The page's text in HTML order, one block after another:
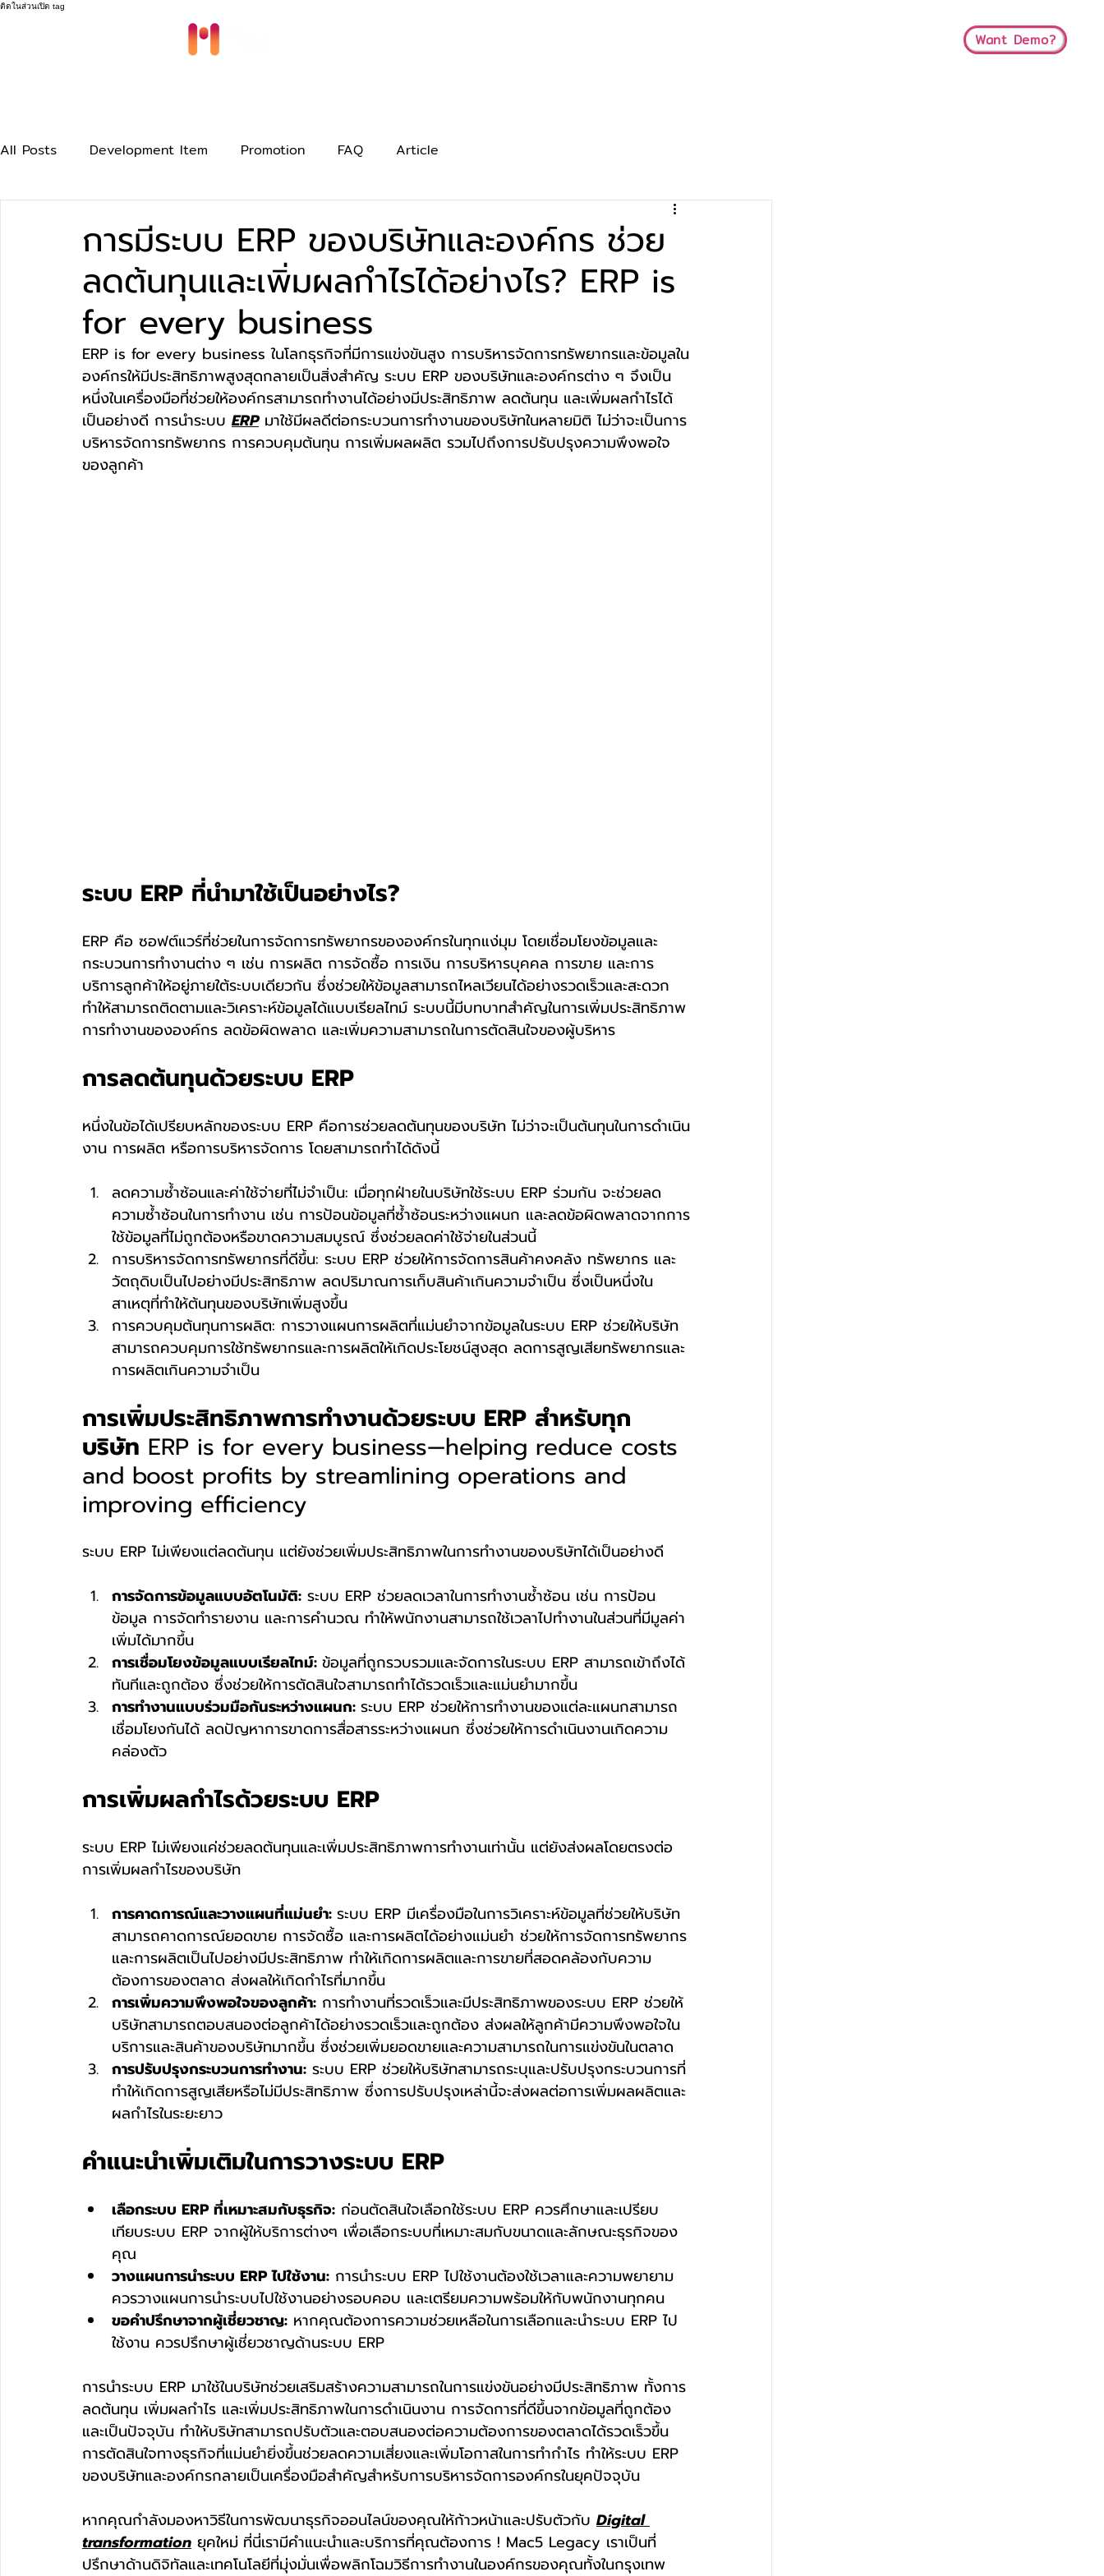
ติดในส่วนเปิด tag
Want Demo?
All Posts Development Item Promotion FAQ Article
การมีระบบ ERP ของบริษัทและองค์กร ช่วย
ลดต้นทุนและเพิ่มผลกำไรได้อย่างไร? ERP is
for every business
ERP is for every business ในโลกธุรกิจที่มีการแข่งขันสูง การบริหารจัดการทรัพยากรและข้อมูลใน
องค์กรให้มีประสิทธิภาพสูงสุดกลายเป็นสิ่งสำคัญ ระบบ ERP ของบริษัทและองค์กรต่าง ๆ จึงเป็น
หนึ่งในเครื่องมือที่ช่วยให้องค์กรสามารถทำงานได้อย่างมีประสิทธิภาพ ลดต้นทุน และเพิ่มผลกำไรได้
เป็นอย่างดี การนำระบบ ERP มาใช้มีผลดีต่อกระบวนการทำงานของบริษัทในหลายมิติ ไม่ว่าจะเป็นการ
บริหารจัดการทรัพยากร การควบคุมต้นทุน การเพิ่มผลผลิต รวมไปถึงการปรับปรุงความพึงพอใจ
ของลูกค้า
ระบบ ERP ที่นำมาใช้เป็นอย่างไร?
ERP คือ ซอฟต์แวร์ที่ช่วยในการจัดการทรัพยากรขององค์กรในทุกแง่มุม โดยเชื่อมโยงข้อมูลและ
กระบวนการทำงานต่าง ๆ เช่น การผลิต การจัดซื้อ การเงิน การบริหารบุคคล การขาย และการ
บริการลูกค้าให้อยู่ภายใต้ระบบเดียวกัน ซึ่งช่วยให้ข้อมูลสามารถไหลเวียนได้อย่างรวดเร็วและสะดวก
ทำให้สามารถติดตามและวิเคราะห์ข้อมูลได้แบบเรียลไทม์ ระบบนี้มีบทบาทสำคัญในการเพิ่มประสิทธิภาพ
การทำงานขององค์กร ลดข้อผิดพลาด และเพิ่มความสามารถในการตัดสินใจของผู้บริหาร
การลดต้นทุนด้วยระบบ ERP
หนึ่งในข้อได้เปรียบหลักของระบบ ERP คือการช่วยลดต้นทุนของบริษัท ไม่ว่าจะเป็นต้นทุนในการดำเนิน
งาน การผลิต หรือการบริหารจัดการ โดยสามารถทำได้ดังนี้
ลดความซ้ำซ้อนและค่าใช้จ่ายที่ไม่จำเป็น: เมื่อทุกฝ่ายในบริษัทใช้ระบบ ERP ร่วมกัน จะช่วยลด
ความซ้ำซ้อนในการทำงาน เช่น การป้อนข้อมูลที่ซ้ำซ้อนระหว่างแผนก และลดข้อผิดพลาดจากการ
ใช้ข้อมูลที่ไม่ถูกต้องหรือขาดความสมบูรณ์ ซึ่งช่วยลดค่าใช้จ่ายในส่วนนี้
การบริหารจัดการทรัพยากรที่ดีขึ้น: ระบบ ERP ช่วยให้การจัดการสินค้าคงคลัง ทรัพยากร และ
วัตถุดิบเป็นไปอย่างมีประสิทธิภาพ ลดปริมาณการเก็บสินค้าเกินความจำเป็น ซึ่งเป็นหนึ่งใน
สาเหตุที่ทำให้ต้นทุนของบริษัทเพิ่มสูงขึ้น
การควบคุมต้นทุนการผลิต: การวางแผนการผลิตที่แม่นยำจากข้อมูลในระบบ ERP ช่วยให้บริษัท
สามารถควบคุมการใช้ทรัพยากรและการผลิตให้เกิดประโยชน์สูงสุด ลดการสูญเสียทรัพยากรและ
การผลิตเกินความจำเป็น
การเพิ่มประสิทธิภาพการทำงานด้วยระบบ ERP สำหรับทุก
บริษัท ERP is for every business—helping reduce costs
and boost profits by streamlining operations and
improving efficiency
ระบบ ERP ไม่เพียงแต่ลดต้นทุน แต่ยังช่วยเพิ่มประสิทธิภาพในการทำงานของบริษัทได้เป็นอย่างดี
การจัดการข้อมูลแบบอัตโนมัติ: ระบบ ERP ช่วยลดเวลาในการทำงานซ้ำซ้อน เช่น การป้อน
ข้อมูล การจัดทำรายงาน และการคำนวณ ทำให้พนักงานสามารถใช้เวลาไปทำงานในส่วนที่มีมูลค่า
เพิ่มได้มากขึ้น
การเชื่อมโยงข้อมูลแบบเรียลไทม์: ข้อมูลที่ถูกรวบรวมและจัดการในระบบ ERP สามารถเข้าถึงได้
ทันทีและถูกต้อง ซึ่งช่วยให้การตัดสินใจสามารถทำได้รวดเร็วและแม่นยำมากขึ้น
การทำงานแบบร่วมมือกันระหว่างแผนก: ระบบ ERP ช่วยให้การทำงานของแต่ละแผนกสามารถ
เชื่อมโยงกันได้ ลดปัญหาการขาดการสื่อสารระหว่างแผนก ซึ่งช่วยให้การดำเนินงานเกิดความ
คล่องตัว
การเพิ่มผลกำไรด้วยระบบ ERP
ระบบ ERP ไม่เพียงแค่ช่วยลดต้นทุนและเพิ่มประสิทธิภาพการทำงานเท่านั้น แต่ยังส่งผลโดยตรงต่อ
การเพิ่มผลกำไรของบริษัท
การคาดการณ์และวางแผนที่แม่นยำ: ระบบ ERP มีเครื่องมือในการวิเคราะห์ข้อมูลที่ช่วยให้บริษัท
สามารถคาดการณ์ยอดขาย การจัดซื้อ และการผลิตได้อย่างแม่นยำ ช่วยให้การจัดการทรัพยากร
และการผลิตเป็นไปอย่างมีประสิทธิภาพ ทำให้เกิดการผลิตและการขายที่สอดคล้องกับความ
ต้องการของตลาด ส่งผลให้เกิดกำไรที่มากขึ้น
การเพิ่มความพึงพอใจของลูกค้า: การทำงานที่รวดเร็วและมีประสิทธิภาพของระบบ ERP ช่วยให้
บริษัทสามารถตอบสนองต่อลูกค้าได้อย่างรวดเร็วและถูกต้อง ส่งผลให้ลูกค้ามีความพึงพอใจใน
บริการและสินค้าของบริษัทมากขึ้น ซึ่งช่วยเพิ่มยอดขายและความสามารถในการแข่งขันในตลาด
การปรับปรุงกระบวนการทำงาน: ระบบ ERP ช่วยให้บริษัทสามารถระบุและปรับปรุงกระบวนการที่
ทำให้เกิดการสูญเสียหรือไม่มีประสิทธิภาพ ซึ่งการปรับปรุงเหล่านี้จะส่งผลต่อการเพิ่มผลผลิตและ
ผลกำไรในระยะยาว
คำแนะนำเพิ่มเติมในการวางระบบ ERP
เลือกระบบ ERP ที่เหมาะสมกับธุรกิจ: ก่อนตัดสินใจเลือกใช้ระบบ ERP ควรศึกษาและเปรียบ
เทียบระบบ ERP จากผู้ให้บริการต่างๆ เพื่อเลือกระบบที่เหมาะสมกับขนาดและลักษณะธุรกิจของ
คุณ
วางแผนการนำระบบ ERP ไปใช้งาน: การนำระบบ ERP ไปใช้งานต้องใช้เวลาและความพยายาม
ควรวางแผนการนำระบบไปใช้งานอย่างรอบคอบ และเตรียมความพร้อมให้กับพนักงานทุกคน
ขอคำปรึกษาจากผู้เชี่ยวชาญ: หากคุณต้องการความช่วยเหลือในการเลือกและนำระบบ ERP ไป
ใช้งาน ควรปรึกษาผู้เชี่ยวชาญด้านระบบ ERP
การนำระบบ ERP มาใช้ในบริษัทช่วยเสริมสร้างความสามารถในการแข่งขันอย่างมีประสิทธิภาพ ทั้งการ
ลดต้นทุน เพิ่มผลกำไร และเพิ่มประสิทธิภาพในการดำเนินงาน การจัดการที่ดีขึ้นจากข้อมูลที่ถูกต้อง
และเป็นปัจจุบัน ทำให้บริษัทสามารถปรับตัวและตอบสนองต่อความต้องการของตลาดได้รวดเร็วขึ้น
การตัดสินใจทางธุรกิจที่แม่นยำยิ่งขึ้นช่วยลดความเสี่ยงและเพิ่มโอกาสในการทำกำไร ทำให้ระบบ ERP
ของบริษัทและองค์กรกลายเป็นเครื่องมือสำคัญสำหรับการบริหารจัดการองค์กรในยุคปัจจุบัน
หากคุณกำลังมองหาวิธีในการพัฒนาธุรกิจออนไลน์ของคุณให้ก้าวหน้าและปรับตัวกับ Digital
transformation ยุคใหม่ ที่นี่เรามีคำแนะนำและบริการที่คุณต้องการ ! Mac5 Legacy เราเป็นที่
ปรึกษาด้านดิจิทัลและเทคโนโลยีที่มุ่งมั่นเพื่อพลิกโฉมวิธีการทำงานในองค์กรของคุณทั้งในกรุงเทพ